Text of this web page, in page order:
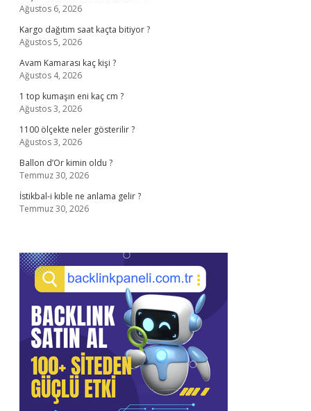
Ağustos 6, 2026
Kargo dağıtım saat kaçta bitiyor ?
Ağustos 5, 2026
Avam Kamarası kaç kişi ?
Ağustos 4, 2026
1 top kumaşın eni kaç cm ?
Ağustos 3, 2026
1100 ölçekte neler gösterilir ?
Ağustos 3, 2026
Ballon d’Or kimin oldu ?
Temmuz 30, 2026
İstikbal-i kıble ne anlama gelir ?
Temmuz 30, 2026